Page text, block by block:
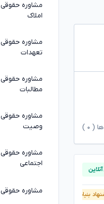
( ۰
بنیاد وکلا آنلاین
مشاوره
املاک
مشاوره حقوقی
تعهدات
مشاوره حقوقی
مطالبات
مشاوره
وصیت
مشاوره
اجتماعی
مشاوره حقوقی